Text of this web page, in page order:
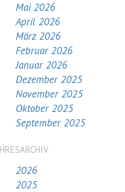
Mai 2026
April 2026
März 2026
Februar 2026
Januar 2026
Dezember 2025
November 2025
Oktober 2025
September 2025
2026
2025